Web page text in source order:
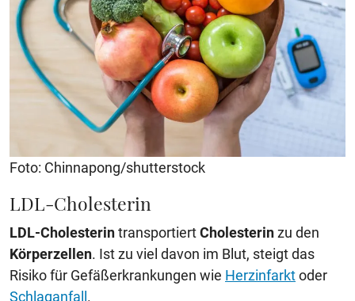
Foto: Chinnapong/shutterstock
LDL-Cholesterin
LDL-CholesterintransportiertCholesterinzu den
Körperzellen. Ist zu viel davon im Blut, steigt das
Risiko für Gefäßerkrankungen wie Herzinfarktoder
Schlaganfall .